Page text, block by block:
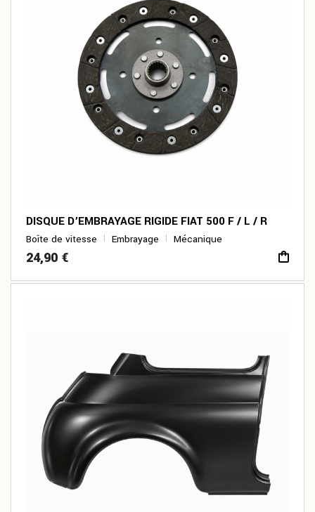
DISQUE D’EMBRAYAGE RIGIDE FIAT 500 F / L / R
Boîte de vitesse Embrayage Mécanique
24,90 €